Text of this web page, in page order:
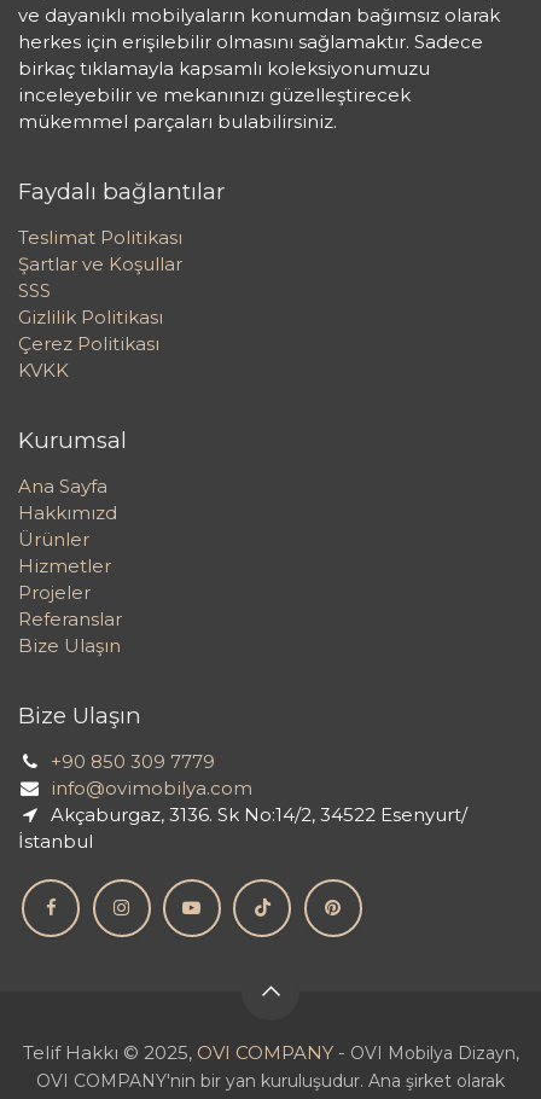
ve dayanıklı mobilyaların konumdan bağımsız olarak
herkes için erişilebilir olmasını sağlamaktır. Sadece
birkaç tıklamayla kapsamlı koleksiyonumuzu
inceleyebilir ve mekanınızı güzelleştirecek
mükemmel parçaları bulabilirsiniz.
Bize Ulaşın
+90 850 309 7779
info@ovimobilya.com
Akçaburgaz, 3136. Sk No:14/2, 34522 Esenyurt/
İstanbul
Faydalı bağlantılar
Teslimat Politikası
Şartlar ve Koşullar
SSS
Gizlilik Politikası
Çerez Politikası
KVKK
Kurumsal
Ana Sayfa
Hakkımızd
Ürünler
Hizmetler
Projeler
Referanslar
Bize Ulaşın
Telif Hakkı © 2025, OVI COMPANY- OVI Mobilya Dizayn,
OVI COMPANY'nin bir yan kuruluşudur. Ana şirket olarak